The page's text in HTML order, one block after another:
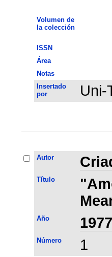
Volumen de
la colección
ISSN
Área
Notas
Insertado
por
Uni-
Autor
Título
Año 1977
Número 1